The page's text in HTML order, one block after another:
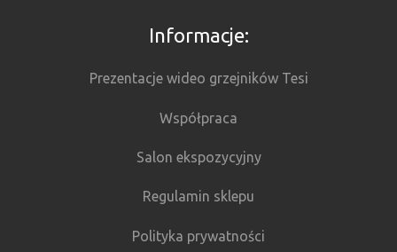
Informacje:
Prezentacje wideo grzejników Tesi
Współpraca
Salon ekspozycyjny
Regulamin sklepu
Polityka prywatności